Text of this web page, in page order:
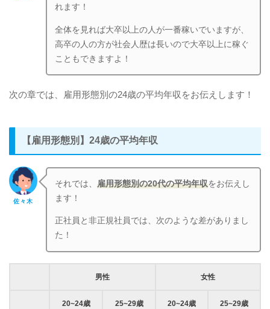
れます！
全体を見れば大卒以上の人が一番稼いでいますが、
高卒の人の方が社会人歴は長いので大卒以上に稼ぐ
こともできますよ！
次の章では、雇用形態別の24歳の平均年収をお伝えします！
【雇用形態別】24歳の平均年収
佐々木
それでは、雇用形態別の20代の平均年収をお伝えし
ます！
正社員と非正規社員では、次のような差がありまし
た！
男性 女性
20~24歳 25~29歳 20~24歳 25~29歳